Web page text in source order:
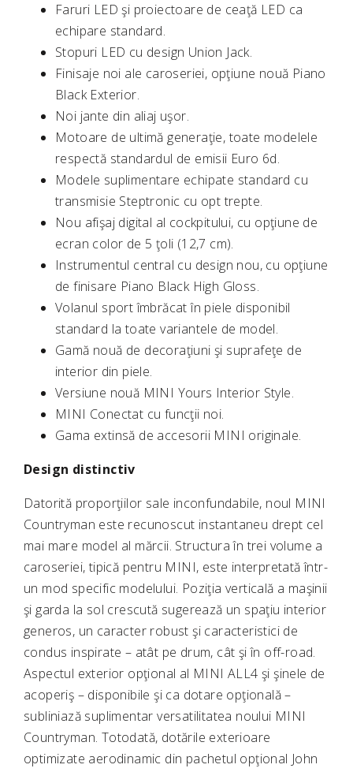
Faruri LED şi proiectoare de ceaţă LED ca
echipare standard.
Stopuri LED cu design Union Jack.
Finisaje noi ale caroseriei, opţiune nouă Piano
Black Exterior.
Noi jante din aliaj uşor.
Motoare de ultimă generaţie, toate modelele
respectă standardul de emisii Euro 6d.
Modele suplimentare echipate standard cu
transmisie Steptronic cu opt trepte.
Nou afişaj digital al cockpitului, cu opţiune de
ecran color de 5 ţoli (12,7 cm).
Instrumentul central cu design nou, cu opţiune
de finisare Piano Black High Gloss.
Volanul sport îmbrăcat în piele disponibil
standard la toate variantele de model.
Gamă nouă de decoraţiuni şi suprafeţe de
interior din piele.
Versiune nouă MINI Yours Interior Style.
MINI Conectat cu funcţii noi.
Gama extinsă de accesorii MINI originale.
Design distinctiv
Datorită proporţiilor sale inconfundabile, noul MINI
Countryman este recunoscut instantaneu drept cel
mai mare model al mărcii. Structura în trei volume a
caroseriei, tipică pentru MINI, este interpretată într-
un mod specific modelului. Poziţia verticală a maşinii
şi garda la sol crescută sugerează un spaţiu interior
generos, un caracter robust şi caracteristici de
condus inspirate – atât pe drum, cât şi în off-road.
Aspectul exterior opţional al MINI ALL4 şi şinele de
acoperiş – disponibile şi ca dotare opţională –
subliniază suplimentar versatilitatea noului MINI
Countryman. Totodată, dotările exterioare
optimizate aerodinamic din pachetul opţional John